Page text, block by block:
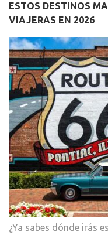
ESTOS DESTINOS
VIAJERAS EN 2026
¿Ya sabes dónde irás